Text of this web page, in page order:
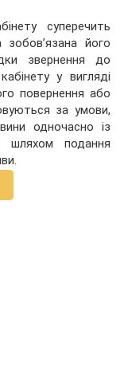
суперечить
зобов’язана його
звернення до
у вигляді
повернення або
за умови,
одночасно із
шляхом подання